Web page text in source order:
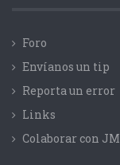
Foro
Envíanos un tip
Reporta un error
Links
Colaborar con JM